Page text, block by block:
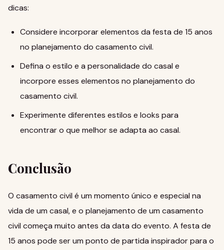
dicas:
Considere incorporar elementos da festa de 15 anos
no planejamento do casamento civil.
Defina o estilo e a personalidade do casal e
incorpore esses elementos no planejamento do
casamento civil.
Experimente diferentes estilos e looks para
encontrar o que melhor se adapta ao casal.
Conclusão
O casamento civil é um momento único e especial na
vida de um casal, e o planejamento de um casamento
civil começa muito antes da data do evento. A festa de
15 anos pode ser um ponto de partida inspirador para o